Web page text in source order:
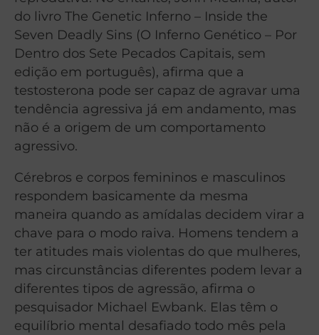
do livro The Genetic Inferno – Inside the
Seven Deadly Sins (O Inferno Genético – Por
Dentro dos Sete Pecados Capitais, sem
edição em português), afirma que a
testosterona pode ser capaz de agravar uma
tendência agressiva já em andamento, mas
não é a origem de um comportamento
agressivo.
Cérebros e corpos femininos e masculinos
respondem basicamente da mesma
maneira quando as amídalas decidem virar a
chave para o modo raiva. Homens tendem a
ter atitudes mais violentas do que mulheres,
mas circunstâncias diferentes podem levar a
diferentes tipos de agressão, afirma o
pesquisador Michael Ewbank. Elas têm o
equilíbrio mental desafiado todo mês pela